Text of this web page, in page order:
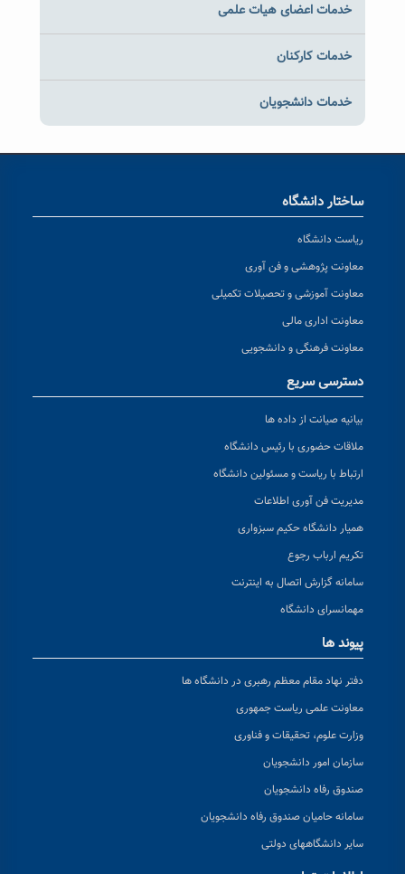
خدمات اعضای هیات علمی
خدمات کارکنان
خدمات دانشجویان
ساختار دانشگاه
ریاست دانشگاه
معاونت پژوهشی و فن آوری
معاونت آموزشی و تحصیلات تکمیلی
معاونت اداری مالی
معاونت فرهنگی و دانشجویی
دسترسی سریع
بیانیه صیانت از داده ها
ملاقات حضوری با رئیس دانشگاه
ارتباط با ریاست و مسئولین دانشگاه
مدیریت فن آوری اطلاعات
همیار دانشگاه حکیم سبزواری
تکریم ارباب رجوع
سامانه گزارش اتصال به اینترنت
مهمانسرای دانشگاه
پیوند ها
دفتر نهاد مقام معظم رهبری در دانشگاه ها
معاونت علمی ریاست جمهوری
وزارت علوم، تحقیقات و فناوری
سازمان امور دانشجویان
صندوق رفاه دانشجویان
سامانه حامیان صندوق رفاه دانشجویان
سایر دانشگاههای دولتی